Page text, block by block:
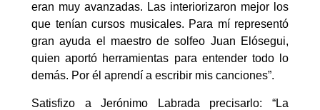
eran muy avanzadas. Las interiorizaron mejor los
que tenían cursos musicales. Para mí representó
gran ayuda el maestro de solfeo Juan Elósegui,
quien aportó herramientas para entender todo lo
demás. Por él aprendí a escribir mis canciones”.
Satisfizo a Jerónimo Labrada precisarlo: “La